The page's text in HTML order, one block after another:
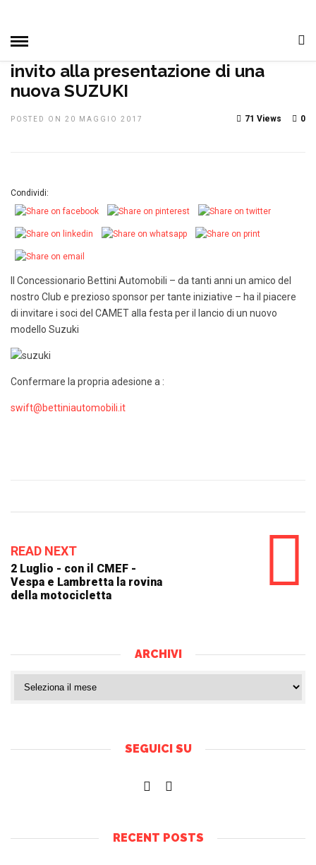
MANIFESTAZIONI
invito alla presentazione di una
nuova SUZUKI
POSTED ON 20 MAGGIO 2017 0
71 Views
Condividi:
Il Concessionario Bettini Automobili – da tanti anni un amico del
nostro Club e prezioso sponsor per tante iniziative – ha il piacere
di invitare i soci del CAMET alla festa per il lancio di un nuovo
modello Suzuki
Confermare la propria adesione a :
swift@bettiniautomobili.it
READ NEXT
2 Luglio - con il CMEF -
Vespa e Lambretta la rovina
della motocicletta
ARCHIVI
SEGUICI SU
RECENT POSTS